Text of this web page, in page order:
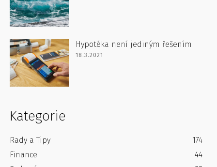
Hypotéka není jediným řešením
18.3.2021
Kategorie
Rady a Tipy
174
Finance
44